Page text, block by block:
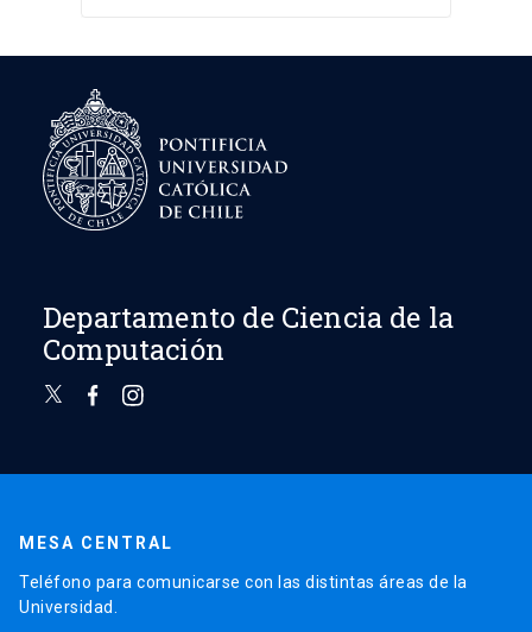
Departamento de Ciencia de la
Computación
MESA CENTRAL
Teléfono para comunicarse con las distintas áreas de la
Universidad.